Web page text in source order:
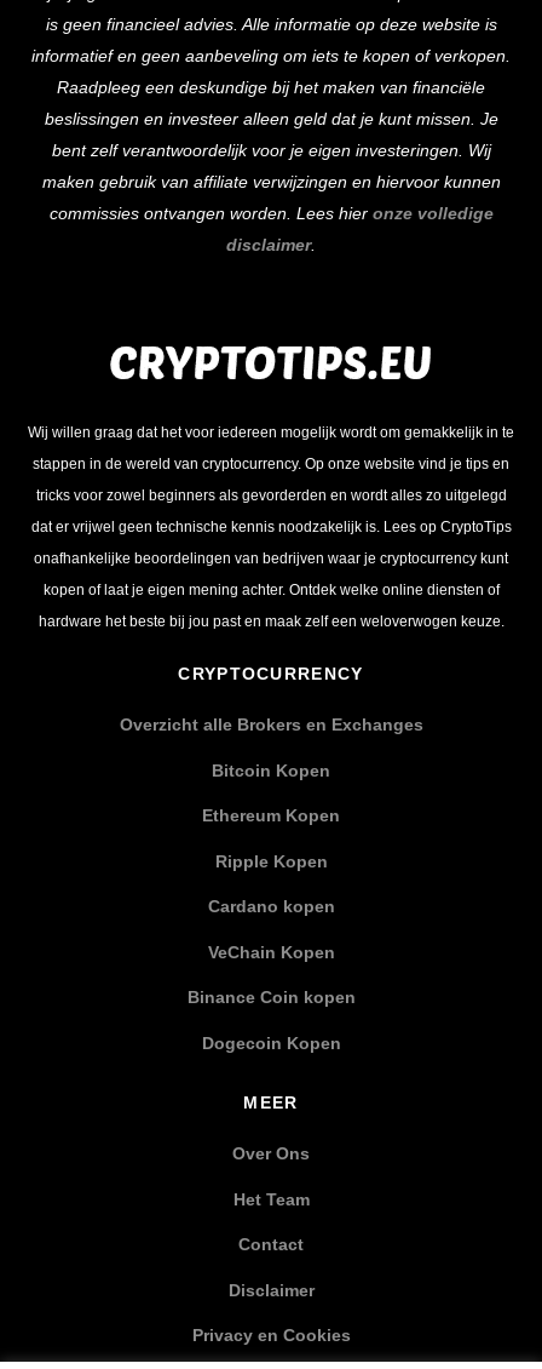
Top
is geen financieel advies. Alle informatie op deze website is
informatief en geen aanbeveling om iets te kopen of verkopen.
Raadpleeg een deskundige bij het maken van financiële
beslissingen en investeer alleen geld dat je kunt missen. Je
bent zelf verantwoordelijk voor je eigen investeringen. Wij
maken gebruik van affiliate verwijzingen en hiervoor kunnen
commissies ontvangen worden. Lees hier onze volledige
disclaimer.
Wij willen graag dat het voor iedereen mogelijk wordt om gemakkelijk in te
stappen in de wereld van cryptocurrency. Op onze website vind je tips en
tricks voor zowel beginners als gevorderden en wordt alles zo uitgelegd
dat er vrijwel geen technische kennis noodzakelijk is. Lees op CryptoTips
onafhankelijke beoordelingen van bedrijven waar je cryptocurrency kunt
kopen of laat je eigen mening achter. Ontdek welke online diensten of
hardware het beste bij jou past en maak zelf een weloverwogen keuze.
CRYPTOCURRENCY
Overzicht alle Brokers en Exchanges
Bitcoin Kopen
Ethereum Kopen
Ripple Kopen
Cardano kopen
VeChain Kopen
Binance Coin kopen
Dogecoin Kopen
MEER
Over Ons
Het Team
Contact
Disclaimer
Privacy en Cookies